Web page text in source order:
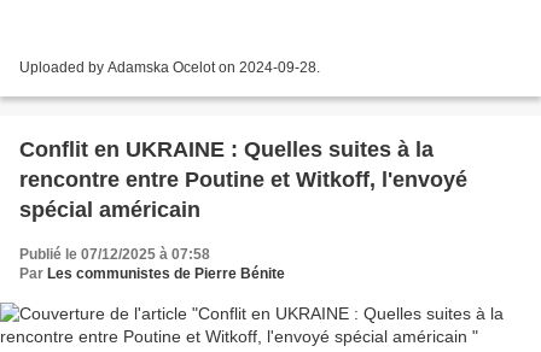
Uploaded by Adamska Ocelot on 2024-09-28.
Conflit en UKRAINE : Quelles suites à la
rencontre entre Poutine et Witkoff, l'envoyé
spécial américain
Publié le 07/12/2025 à 07:58
Par Les communistes de Pierre Bénite